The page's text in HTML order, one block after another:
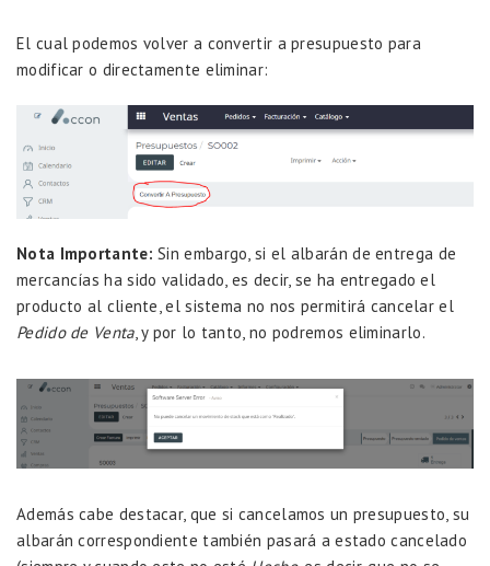
El cual podemos volver a convertir a presupuesto para
modificar o directamente eliminar:
Nota Importante: Sin embargo, si el albarán de entrega de
mercancías ha sido validado, es decir, se ha entregado el
producto al cliente, el sistema no nos permitirá cancelar el
Pedido de Venta, y por lo tanto, no podremos eliminarlo.
Además cabe destacar, que si cancelamos un presupuesto, su
albarán correspondiente también pasará a estado cancelado